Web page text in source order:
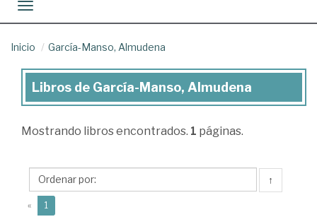
Toggle navigation
Inicio García-Manso, Almudena
Libros
García-
Almudena
Libros de García-Manso, Almudena
Mostrando libros encontrados. 1 páginas.
↑
« 1